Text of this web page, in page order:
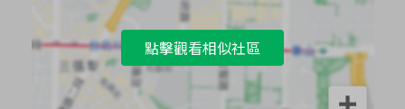
點擊觀看相似社區